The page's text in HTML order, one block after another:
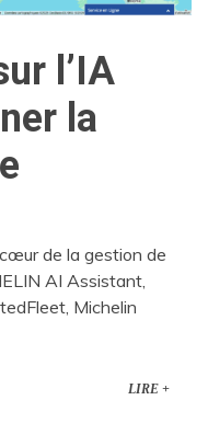
l’IA
la
de la gestion de
AI Assistant,
Michelin
LIRE +